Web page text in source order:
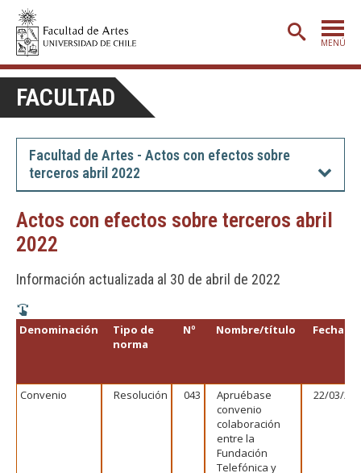
MENÚ
ADMISIÓN
ETAPA BÁSICA
POSTGRADO
CREACIÓNE INVESTIGACIÓN
DEPARTAMENTOS
Funcionarias/os
Egresadas/os
FACULTAD
Facultad de Artes - Actos con efectos sobre
terceros abril 2022
Actos con efectos sobre terceros abril
2022
Información actualizada al 30 de abril de 2022
Denominación
Tipo de
norma
Nº Nombre/título Fecha
Convenio Resolución 043
Apruébase
convenio
colaboración
entre la
Fundación
Telefónica y
22/03/